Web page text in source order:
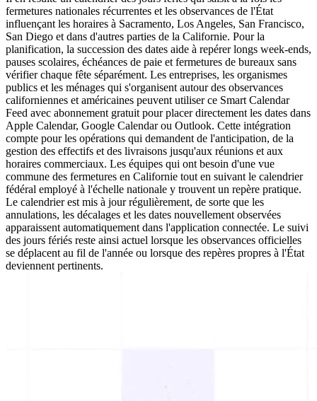
fermetures nationales récurrentes et les observances de l'État
influençant les horaires à Sacramento, Los Angeles, San Francisco,
San Diego et dans d'autres parties de la Californie. Pour la
planification, la succession des dates aide à repérer longs week-ends,
pauses scolaires, échéances de paie et fermetures de bureaux sans
vérifier chaque fête séparément. Les entreprises, les organismes
publics et les ménages qui s'organisent autour des observances
californiennes et américaines peuvent utiliser ce Smart Calendar
Feed avec abonnement gratuit pour placer directement les dates dans
Apple Calendar, Google Calendar ou Outlook. Cette intégration
compte pour les opérations qui demandent de l'anticipation, de la
gestion des effectifs et des livraisons jusqu'aux réunions et aux
horaires commerciaux. Les équipes qui ont besoin d'une vue
commune des fermetures en Californie tout en suivant le calendrier
fédéral employé à l'échelle nationale y trouvent un repère pratique.
Le calendrier est mis à jour régulièrement, de sorte que les
annulations, les décalages et les dates nouvellement observées
apparaissent automatiquement dans l'application connectée. Le suivi
des jours fériés reste ainsi actuel lorsque les observances officielles
se déplacent au fil de l'année ou lorsque des repères propres à l'État
deviennent pertinents.